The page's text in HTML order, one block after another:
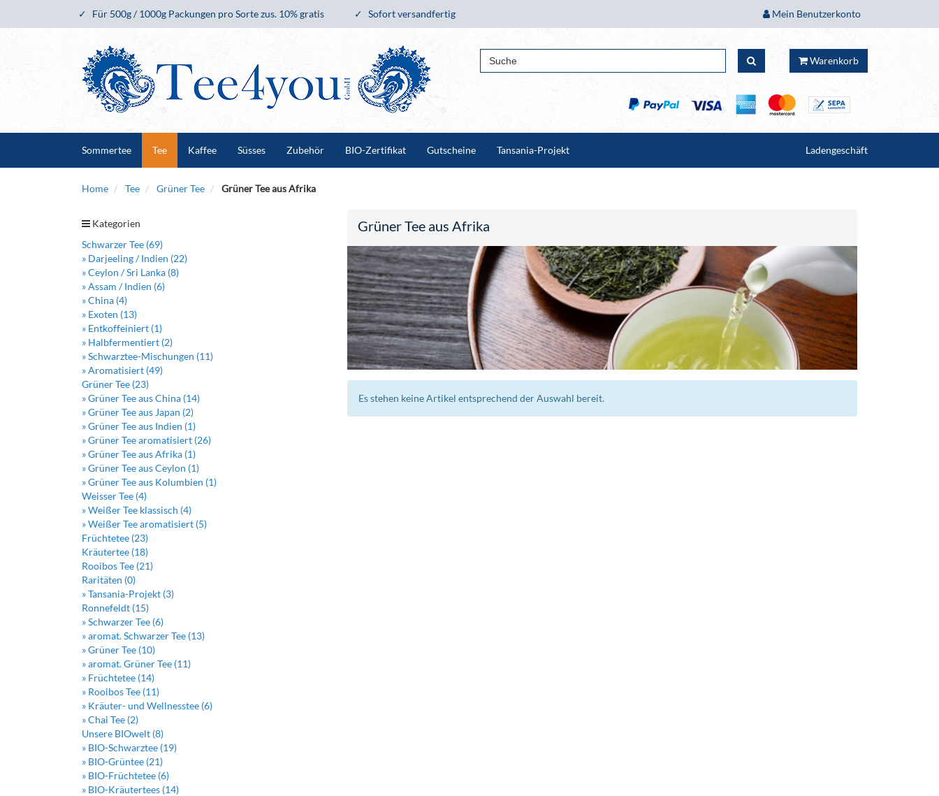
Für 500g / 1000g Packungen pro Sorte zus. 10% gratis Sofort versandfertig Mein Benutzerkonto
Warenkorb
Sommertee Tee Kaffee Süsses Zubehör BIO-Zertifikat Gutscheine Tansania-Projekt Ladengeschäft
Home Tee Grüner Tee Grüner Tee aus Afrika
Kategorien
Schwarzer Tee (69)
» Darjeeling / Indien (22)
» Ceylon / Sri Lanka (8)
» Assam / Indien (6)
» China (4)
» Exoten (13)
» Entkoffeiniert (1)
» Halbfermentiert (2)
» Schwarztee-Mischungen (11)
» Aromatisiert (49)
Grüner Tee (23)
» Grüner Tee aus China (14)
» Grüner Tee aus Japan (2)
» Grüner Tee aus Indien (1)
» Grüner Tee aromatisiert (26)
» Grüner Tee aus Afrika (1)
» Grüner Tee aus Ceylon (1)
» Grüner Tee aus Kolumbien (1)
Weisser Tee (4)
» Weißer Tee klassisch (4)
» Weißer Tee aromatisiert (5)
Früchtetee (23)
Kräutertee (18)
Rooibos Tee (21)
Raritäten (0)
» Tansania-Projekt (3)
Ronnefeldt (15)
» Schwarzer Tee (6)
» aromat. Schwarzer Tee (13)
» Grüner Tee (10)
» aromat. Grüner Tee (11)
» Früchtetee (14)
» Rooibos Tee (11)
» Kräuter- und Wellnesstee (6)
» Chai Tee (2)
Unsere BIOwelt (8)
» BIO-Schwarztee (19)
» BIO-Grüntee (21)
» BIO-Früchtetee (6)
» BIO-Kräutertees (14)
Grüner Tee aus Afrika
Es stehen keine Artikel entsprechend der Auswahl bereit.